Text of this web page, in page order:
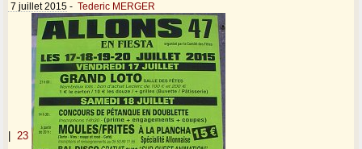
7 juillet 2015 - Tederic MERGER
| 23